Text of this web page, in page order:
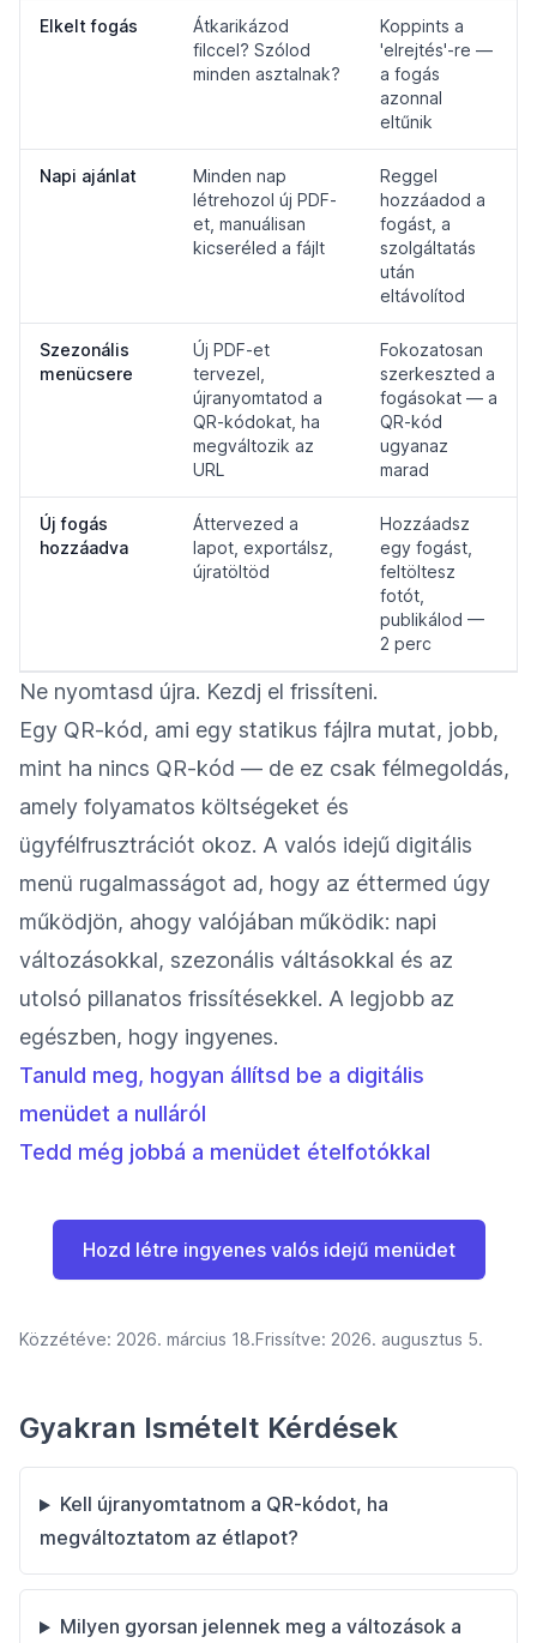
Elkelt fogás
Átkarikázod
filccel? Szólod
minden asztalnak?
Koppints a
'elrejtés'-re —
a fogás
azonnal
eltűnik
Napi ajánlat
Minden nap
létrehozol új PDF-
et, manuálisan
kicseréled a fájlt
Reggel
hozzáadod a
fogást, a
szolgáltatás
után
eltávolítod
Szezonális
menücsere
Új PDF-et
tervezel,
újranyomtatod a
QR-kódokat, ha
megváltozik az
URL
Fokozatosan
szerkeszted a
fogásokat — a
QR-kód
ugyanaz
marad
Új fogás
hozzáadva
Áttervezed a
lapot, exportálsz,
újratöltöd
Hozzáadsz
egy fogást,
feltöltesz
fotót,
publikálod —
2 perc
Ne nyomtasd újra. Kezdj el frissíteni.
Egy QR-kód, ami egy statikus fájlra mutat, jobb,
mint ha nincs QR-kód — de ez csak félmegoldás,
amely folyamatos költségeket és
ügyfélfrusztrációt okoz. A valós idejű digitális
menü rugalmasságot ad, hogy az éttermed úgy
működjön, ahogy valójában működik: napi
változásokkal, szezonális váltásokkal és az
utolsó pillanatos frissítésekkel. A legjobb az
egészben, hogy ingyenes.
Tanuld meg, hogyan állítsd be a digitális
menüdet a nulláról
Tedd még jobbá a menüdet ételfotókkal
Hozd létre ingyenes valós idejű menüdet
Közzétéve: 2026. március 18.Frissítve: 2026. augusztus 5.
Gyakran Ismételt Kérdések
Kell újranyomtatnom a QR-kódot, ha
megváltoztatom az étlapot?
Milyen gyorsan jelennek meg a változások a